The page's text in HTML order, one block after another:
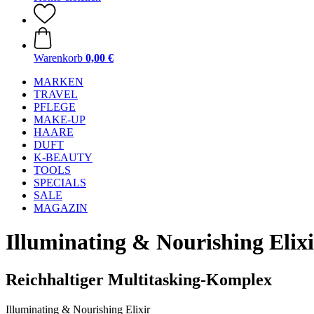
Warenkorb 0,00 €
MARKEN
TRAVEL
PFLEGE
MAKE-UP
HAARE
DUFT
K-BEAUTY
TOOLS
SPECIALS
SALE
MAGAZIN
Illuminating & Nourishing
Reichhaltiger Multitasking-Komplex
Illuminating & Nourishing Elixir